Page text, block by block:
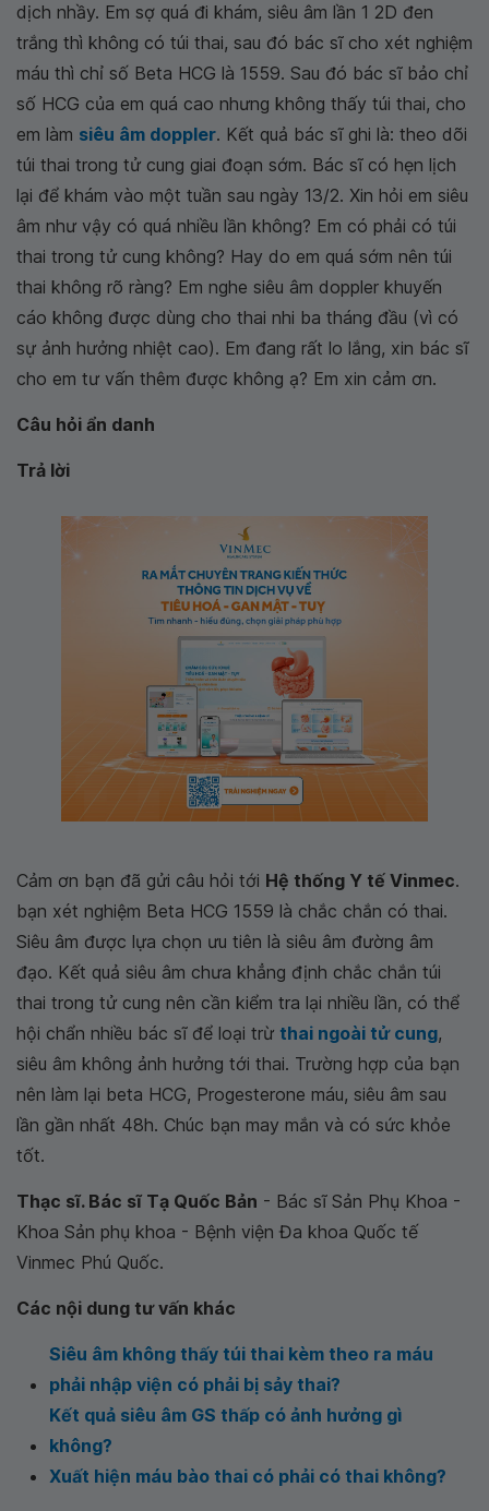
dịch nhầy. Em sợ quá đi khám, siêu âm lần 1 2D đen
trắng thì không có túi thai, sau đó bác sĩ cho xét nghiệm
máu thì chỉ số Beta HCG là 1559. Sau đó bác sĩ bảo chỉ
số HCG của em quá cao nhưng không thấy túi thai, cho
em làm siêu âm doppler. Kết quả bác sĩ ghi là: theo dõi
túi thai trong tử cung giai đoạn sớm. Bác sĩ có hẹn lịch
lại để khám vào một tuần sau ngày 13/2. Xin hỏi em siêu
âm như vậy có quá nhiều lần không? Em có phải có túi
thai trong tử cung không? Hay do em quá sớm nên túi
thai không rõ ràng? Em nghe siêu âm doppler khuyến
cáo không được dùng cho thai nhi ba tháng đầu (vì có
sự ảnh hưởng nhiệt cao). Em đang rất lo lắng, xin bác sĩ
cho em tư vấn thêm được không ạ? Em xin cảm ơn.
Câu hỏi ẩn danh
Trả lời
Cảm ơn bạn đã gửi câu hỏi tới Hệ thống Y tế Vinmec.
bạn xét nghiệm Beta HCG 1559 là chắc chắn có thai.
Siêu âm được lựa chọn ưu tiên là siêu âm đường âm
đạo. Kết quả siêu âm chưa khẳng định chắc chắn túi
thai trong tử cung nên cần kiểm tra lại nhiều lần, có thể
hội chẩn nhiều bác sĩ để loại trừ thai ngoài tử cung,
siêu âm không ảnh hưởng tới thai. Trường hợp của bạn
nên làm lại beta HCG, Progesterone máu, siêu âm sau
lần gần nhất 48h. Chúc bạn may mắn và có sức khỏe
tốt.
Thạc sĩ. Bác sĩ Tạ Quốc Bản - Bác sĩ Sản Phụ Khoa -
Khoa Sản phụ khoa - Bệnh viện Đa khoa Quốc tế
Vinmec Phú Quốc.
Các nội dung tư vấn khác
Siêu âm không thấy túi thai kèm theo ra máu
phải nhập viện có phải bị sảy thai?
Kết quả siêu âm GS thấp có ảnh hưởng gì
không?
Xuất hiện máu bào thai có phải có thai không?